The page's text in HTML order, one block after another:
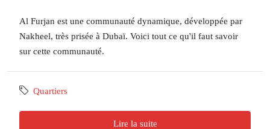
Al Furjan est une communauté dynamique, développée par
Nakheel, très prisée à Dubaï. Voici tout ce qu'il faut savoir
sur cette communauté.
Quartiers
Lire la suite